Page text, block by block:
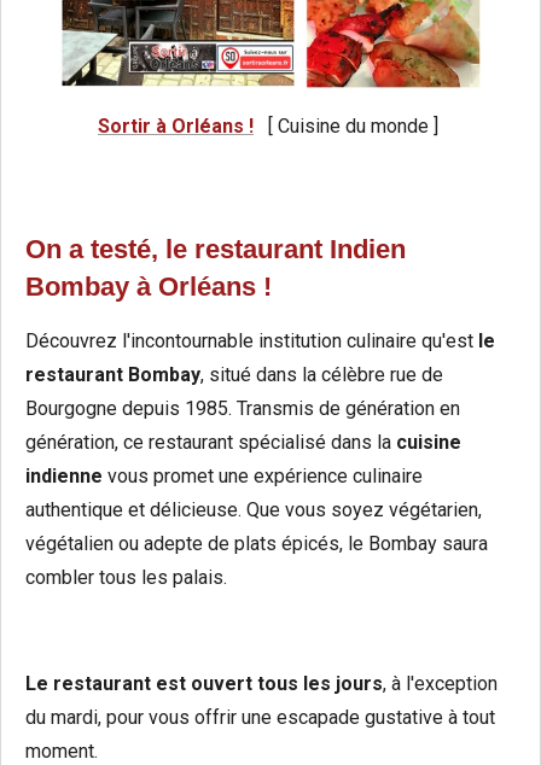
Sortir à Orléans ! [ Cuisine du monde ]
On a testé, le restaurant Indien
Bombay à Orléans !
Découvrez l'incontournable institution culinaire qu'est le
restaurant Bombay, situé dans la célèbre rue de
Bourgogne depuis 1985. Transmis de génération en
génération, ce restaurant spécialisé dans la cuisine
indienne vous promet une expérience culinaire
authentique et délicieuse. Que vous soyez végétarien,
végétalien ou adepte de plats épicés, le Bombay saura
combler tous les palais.
Le restaurant est ouvert tous les jours, à l'exception
du mardi, pour vous offrir une escapade gustative à tout
moment.